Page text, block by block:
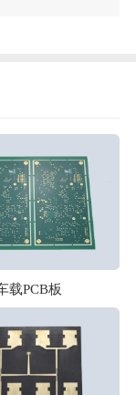
载PCB板